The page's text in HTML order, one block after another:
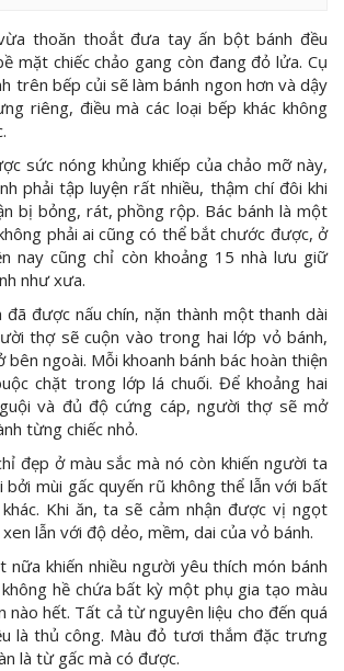
thoăn thoắt đưa tay ấn bột bánh đều
mặt chiếc chảo gang còn đang đỏ lửa. Cụ
trên bếp củi sẽ làm bánh ngon hơn và dậy
riêng, điều mà các loại bếp khác không
sức nóng khủng khiếp của chảo mỡ này,
phải tập luyện rất nhiều, thậm chí đôi khi
bị bỏng, rát, phồng rộp. Bác bánh là một
phải ai cũng có thể bắt chước được, ở
nay cũng chỉ còn khoảng 15 nhà lưu giữ
như xưa.
đã được nấu chín, nặn thành một thanh dài
thợ sẽ cuộn vào trong hai lớp vỏ bánh,
ngoài. Mỗi khoanh bánh bác hoàn thiện
chặt trong lớp lá chuối. Để khoảng hai
và đủ độ cứng cáp, người thợ sẽ mở
từng chiếc nhỏ.
đẹp ở màu sắc mà nó còn khiến người ta
bởi mùi gấc quyến rũ không thể lẫn với bất
Khi ăn, ta sẽ cảm nhận được vị ngọt
lẫn với độ dẻo, mềm, dai của vỏ bánh.
nữa khiến nhiều người yêu thích món bánh
hề chứa bất kỳ một phụ gia tạo màu
nào hết. Tất cả từ nguyên liệu cho đến quá
là thủ công. Màu đỏ tươi thắm đặc trưng
là từ gấc mà có được.